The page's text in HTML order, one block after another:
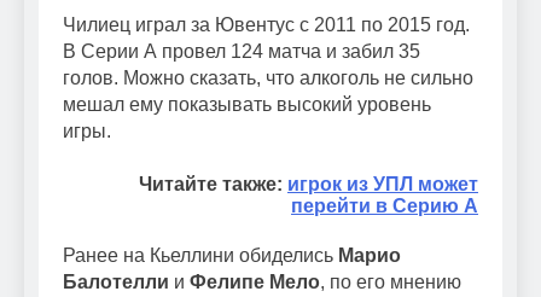
Чилиец играл за Ювентус с 2011 по 2015 год.
В Серии А провел 124 матча и забил 35
голов. Можно сказать, что алкоголь не сильно
мешал ему показывать высокий уровень
игры.
Читайте также: игрок из УПЛ может
перейти в Серию А
Ранее на Кьеллини обиделись Марио
Балотелли и Фелипе Мело, по его мнению